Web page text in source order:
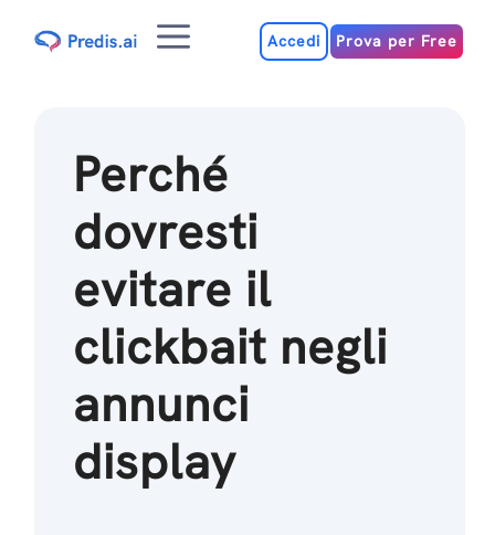
MenuAccedi Prova per Free
Perché
dovresti
evitare il
clickbait negli
annunci
display